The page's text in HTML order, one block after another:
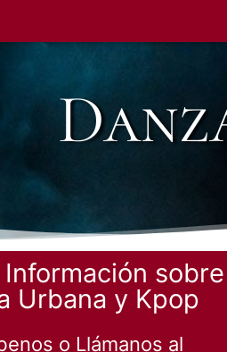
sobre
Urbana y Kpop
o Llámanos al